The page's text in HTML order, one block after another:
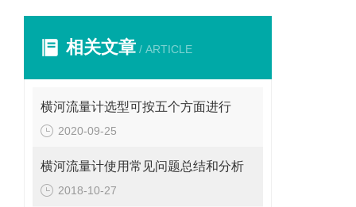
相关文章 / ARTICLE
横河流量计选型可按五个方面进行
2020-09-25
横河流量计使用常见问题总结和分析
2018-10-27